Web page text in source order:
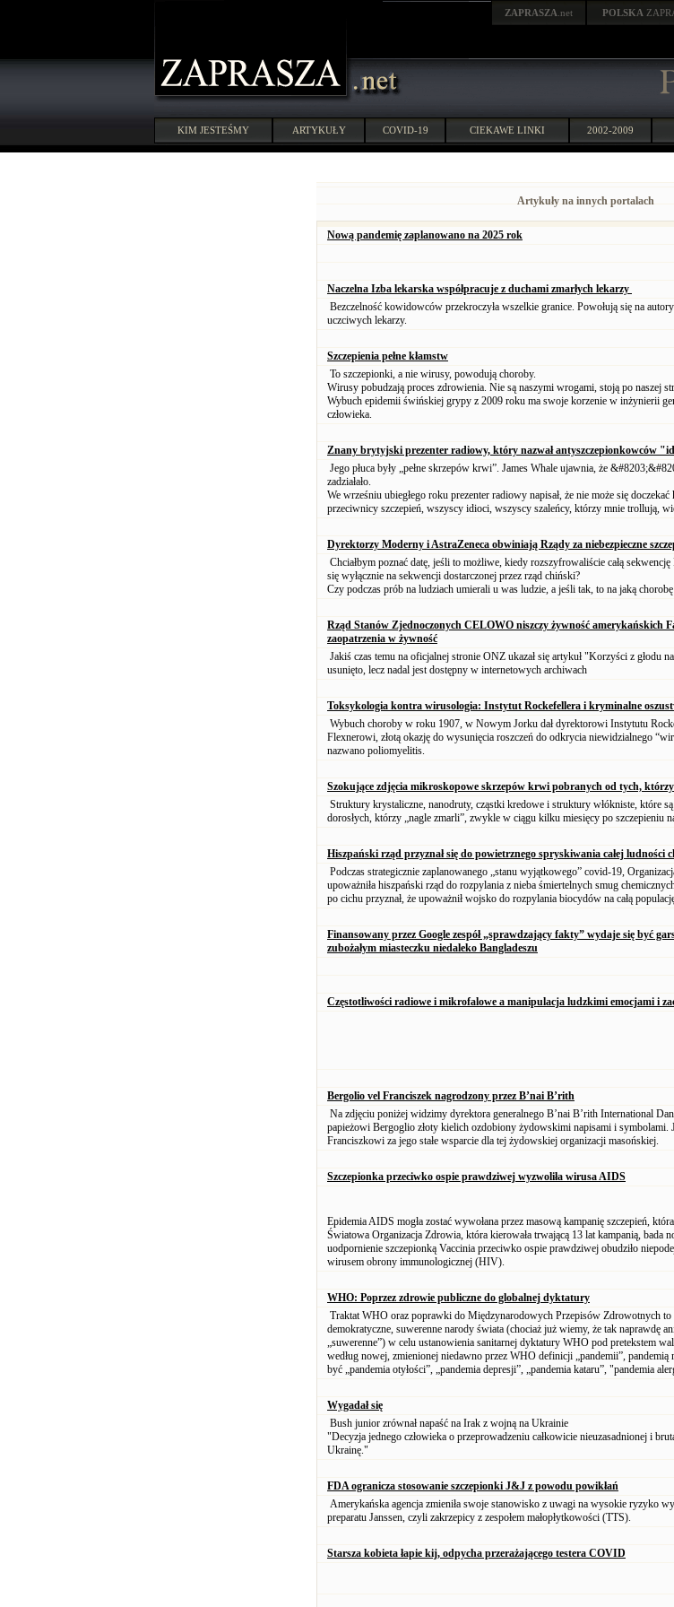
ZAPRASZA .net POLSKA
KIM JESTEŚMY ARTYKUŁY COVID-19 CIEKAWE LINKI 2002-2009
Artykuły na innych portalach
Nową pandemię zaplanowano na 2025 rok
Naczelna Izba lekarska współpracuje z duchami zmarłych lekarzy
Bezczelność kowidowców przekroczyła wszelkie granice. Powołują się na
uczciwych lekarzy.
Szczepienia pełne kłamstw
To szczepionki, a nie wirusy, powodują choroby.
Wirusy pobudzają proces zdrowienia. Nie są naszymi wrogami, stoją po naszej
Wybuch epidemii świńskiej grypy z 2009 roku ma swoje korzenie w inżynierii
człowieka.
Znany brytyjski prezenter radiowy, który nazwał antyszczepionkowców
Jego płuca były „pełne skrzepów krwi”. James Whale ujawnia, że
zadziałało.
We wrześniu ubiegłego roku prezenter radiowy napisał, że nie może się
przeciwnicy szczepień, wszyscy idioci, wszyscy szaleńcy, którzy mnie trollują,
Dyrektorzy Moderny i AstraZeneca obwiniają Rządy za niebezpieczne
Chciałbym poznać datę, jeśli to możliwe, kiedy rozszyfrowaliście całą
się wyłącznie na sekwencji dostarczonej przez rząd chiński?
Czy podczas prób na ludziach umierali u was ludzie, a jeśli tak, to na jaką
Rząd Stanów Zjednoczonych CELOWO niszczy żywność amerykańskich
zaopatrzenia w żywność
Jakiś czas temu na oficjalnej stronie ONZ ukazał się artykuł "Korzyści z głodu
usunięto, lecz nadal jest dostępny w internetowych archiwach
Toksykologia kontra wirusologia: Instytut Rockefellera i kryminalne
Wybuch choroby w roku 1907, w Nowym Jorku dał dyrektorowi Instytutu
Flexnerowi, złotą okazję do wysunięcia roszczeń do odkrycia niewidzialnego
nazwano poliomyelitis.
Szokujące zdjęcia mikroskopowe skrzepów krwi pobranych od tych,
Struktury krystaliczne, nanodruty, cząstki kredowe i struktury włókniste, które
dorosłych, którzy „nagle zmarli”, zwykle w ciągu kilku miesięcy po szczepieniu
Hiszpański rząd przyznał się do powietrznego spryskiwania całej ludności
Podczas strategicznie zaplanowanego „stanu wyjątkowego” covid-19,
upoważniła hiszpański rząd do rozpylania z nieba śmiertelnych smug
po cichu przyznał, że upoważnił wojsko do rozpylania biocydów na całą
Finansowany przez Google zespół „sprawdzający fakty” wydaje się być
zubożałym miasteczku niedaleko Bangladeszu
Częstotliwości radiowe i mikrofalowe a manipulacja ludzkimi emocjami i
Bergolio vel Franciszek nagrodzony przez B’nai B’rith
Na zdjęciu poniżej widzimy dyrektora generalnego B’nai B’rith International
papieżowi Bergoglio złoty kielich ozdobiony żydowskimi napisami i symbolami.
Franciszkowi za jego stałe wsparcie dla tej żydowskiej organizacji masońskiej.
Szczepionka przeciwko ospie prawdziwej wyzwoliła wirusa AIDS
Epidemia AIDS mogła zostać wywołana przez masową kampanię szczepień,
Światowa Organizacja Zdrowia, która kierowała trwającą 13 lat kampanią, bada
uodpornienie szczepionką Vaccinia przeciwko ospie prawdziwej obudziło
wirusem obrony immunologicznej (HIV).
WHO: Poprzez zdrowie publiczne do globalnej dyktatury
Traktat WHO oraz poprawki do Międzynarodowych Przepisów Zdrowotnych to
demokratyczne, suwerenne narody świata (chociaż już wiemy, że tak naprawdę
„suwerenne”) w celu ustanowienia sanitarnej dyktatury WHO pod pretekstem
według nowej, zmienionej niedawno przez WHO definicji „pandemii”, pandemią
być „pandemia otyłości”, „pandemia depresji”, „pandemia kataru”, "pandemia
Wygadał się
Bush junior zrównał napaść na Irak z wojną na Ukrainie
"Decyzja jednego człowieka o przeprowadzeniu całkowicie nieuzasadnionej i
Ukrainę."
FDA ogranicza stosowanie szczepionki J&J z powodu powikłań
Amerykańska agencja zmieniła swoje stanowisko z uwagi na wysokie ryzyko
preparatu Janssen, czyli zakrzepicy z zespołem małopłytkowości (TTS).
Starsza kobieta łapie kij, odpycha przerażającego testera COVID